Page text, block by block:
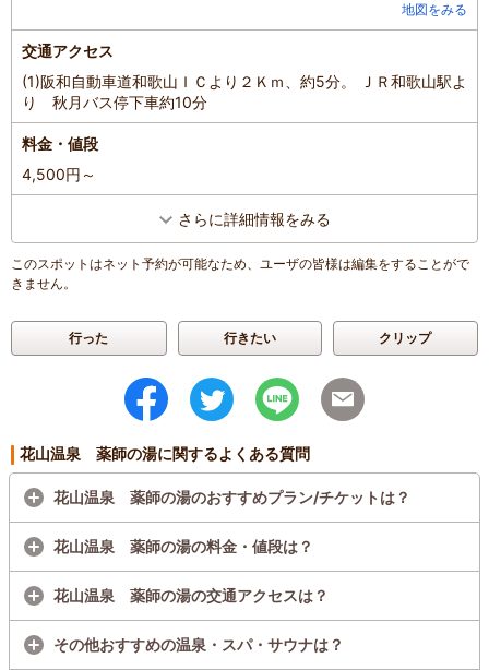
地図をみる
交通アクセス
(1)阪和自動車道和歌山ＩＣより２Ｋｍ、約5分。 ＪＲ和歌山駅よ
り 秋月バス停下車約10分
料金・値段
4,500円～
さらに詳細情報をみる
このスポットはネット予約が可能なため、ユーザの皆様は編集をすることがで
きません。
行った 行きたい クリップ
花山温泉 薬師の湯に関するよくある質問
花山温泉 薬師の湯のおすすめプラン/チケットは？
花山温泉 薬師の湯の料金・値段は？
花山温泉 薬師の湯の交通アクセスは？
その他おすすめの温泉・スパ・サウナは？